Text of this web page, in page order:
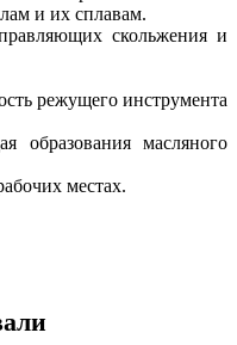
и их сплавам.
скольжения и
режущего инструмента
образования масляного
местах.